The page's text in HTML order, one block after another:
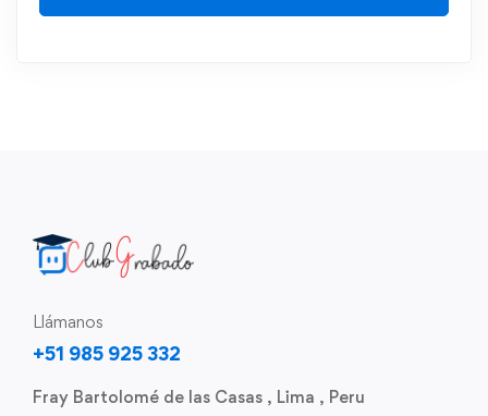
Llámanos
+51 985 925 332
Fray Bartolomé de las Casas , Lima , Peru